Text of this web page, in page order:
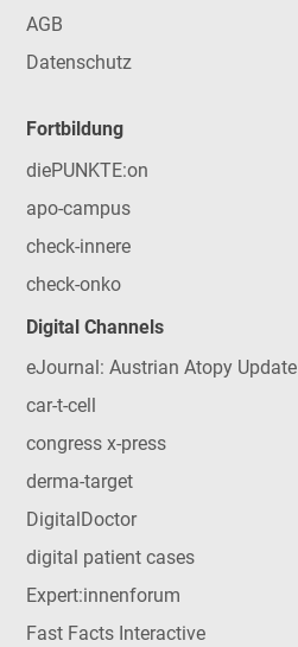
AGB
Datenschutz
Fortbildung
diePUNKTE:on
apo-campus
check-innere
check-onko
Digital Channels
eJournal: Austrian Atopy Update
car-t-cell
congress x-press
derma-target
DigitalDoctor
digital patient cases
Expert:innenforum
Fast Facts Interactive